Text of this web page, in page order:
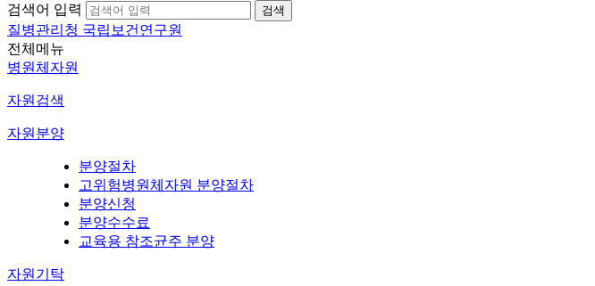
검색어 입력
질병관리청 국립보건연구원
전체메뉴
병원체자원
자원검색
자원분양
분양절차
고위험병원체자원 분양절차
분양신청
분양수수료
교육용 참조균주 분양
자원기탁